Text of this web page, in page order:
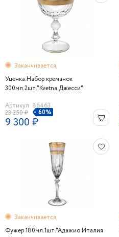
Заканчивается
Уценка.Набор креманок
300мл.2шт."Kvetna Джесси"
Артикул: 86463
23 250 ₽
60%
9 300 ₽
Заканчивается
Фужер 180мл.1шт."Адажио Италия